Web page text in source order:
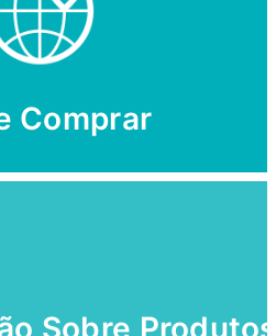
Comprar
Sobre Produtos